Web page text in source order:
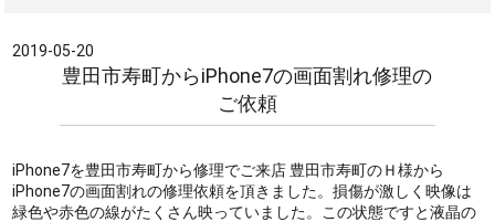
2019-05-20
豊田市寿町からiPhone7の画面割れ修理の
ご依頼
iPhone7を豊田市寿町から修理でご来店 豊田市寿町のＨ様から
iPhone7の画面割れの修理依頼を頂きました。損傷が激しく映像は
緑色や赤色の線がたくさん映っていました。この状態ですと液晶の